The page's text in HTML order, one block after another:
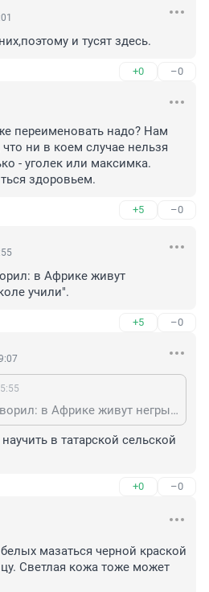
и тусят здесь.
+0 –0
переименовать надо? Нам
ни в коем случае нельзя
- уголек или максимка.
здоровьем.
+5 –0
в Африке живут
учили".
+5 –0
Багров в "Брате" говорил: в Африке живут негры.Меня так в школе учили".
в татарской сельской
+0 –0
мазаться черной краской
Светлая кожа тоже может